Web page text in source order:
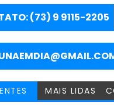
e
b
o
k
t
t
e
r
t
s
p
p
e
g
a
m
s
e
g
e
r
(73) 9 9115-2205
MAIS LIDAS